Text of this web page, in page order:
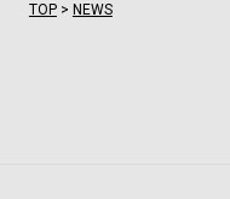
TOP> NEWS